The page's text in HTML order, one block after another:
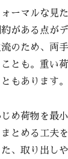
ーマルな見
がある点が
のため、両
とも。重い
もあります。
め荷物を最
とめる工夫
、取り出し